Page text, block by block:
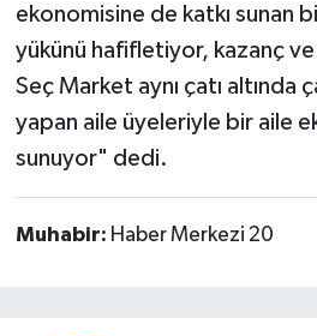
ekonomisine de katkı sunan
yükünü hafifletiyor, kazanç ve
Seç Market aynı çatı altında
yapan aile üyeleriyle bir aile
sunuyor" dedi.
Muhabir: Haber Merkezi 20